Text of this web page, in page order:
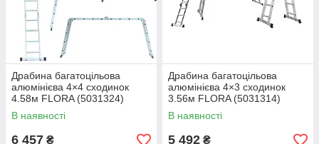
Драбина багатоцільова
алюмінієва 4×4 сходинок
4.58м FLORA (5031324)
В наявності
6 457 ₴
Драбина багатоцільова
алюмінієва 4×3 сходинок
3.56м FLORA (5031314)
В наявності
5 492 ₴